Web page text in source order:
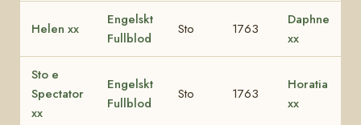
Helen xx
Engelskt
Fullblod
Sto 1763
Daphne
xx
Sto e
Spectator
xx
Engelskt
Fullblod
Sto 1763
Horatia
xx